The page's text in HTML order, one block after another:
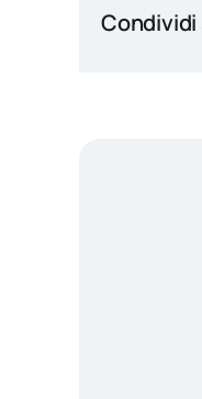
Condividi